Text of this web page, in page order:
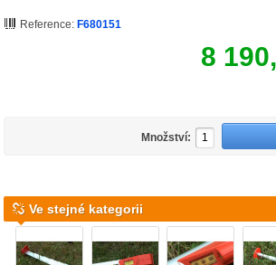
Reference: F680151
8
Množství:
Ve stejné kategorii